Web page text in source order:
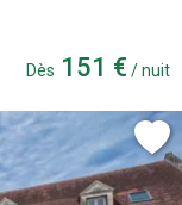
Dès 151 € / nuit